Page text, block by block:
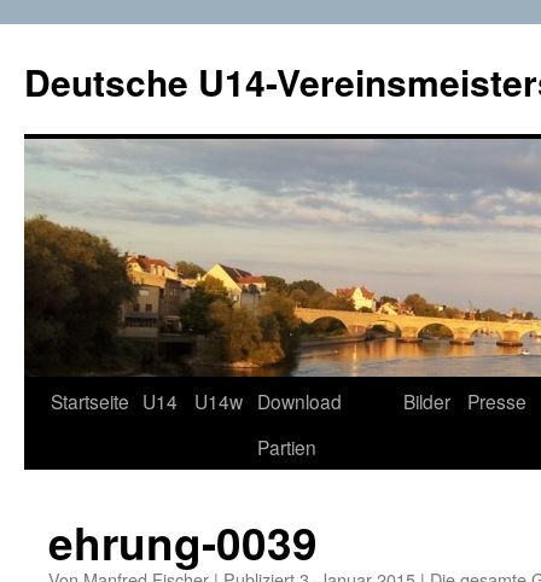
Deutsche U14-
Zum
Startseite U14 U14w Download
Partien
Bilder Presse
ehrung-0039